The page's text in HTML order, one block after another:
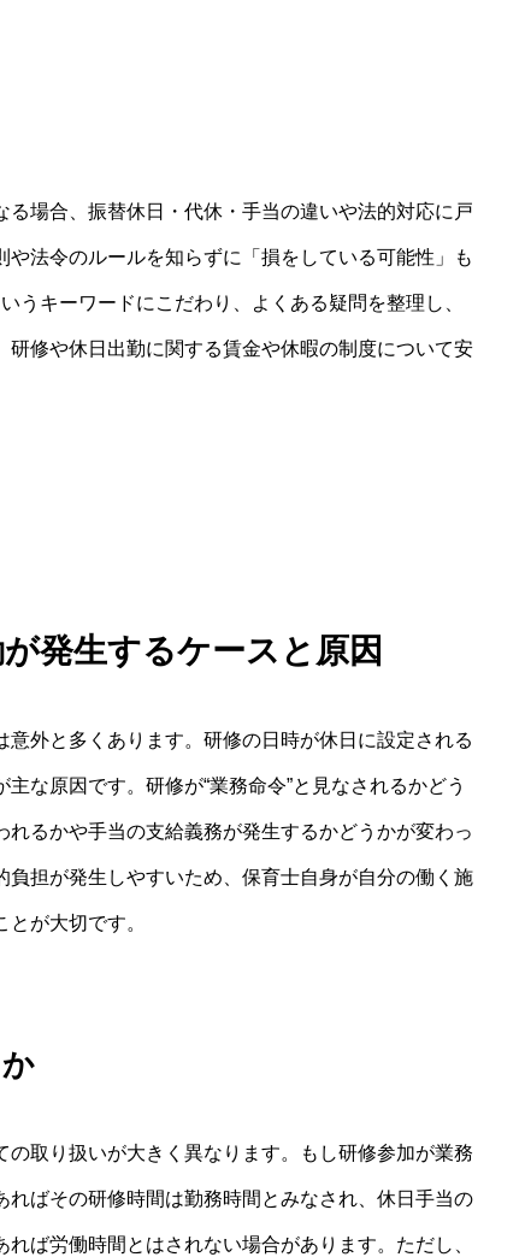
場合、振替休日・代休・手当の違いや法的対応に戸
法令のルールを知らずに「損をしている可能性」も
うキーワードにこだわり、よくある疑問を整理し、
修や休日出勤に関する賃金や休暇の制度について安
発生するケースと原因
外と多くあります。研修の日時が休日に設定される
な原因です。研修が“業務命令”と見なされるかどう
るかや手当の支給義務が発生するかどうかが変わっ
担が発生しやすいため、保育士自身が自分の働く施
が大切です。
取り扱いが大きく異なります。もし研修参加が業務
ばその研修時間は勤務時間とみなされ、休日手当の
ば労働時間とはされない場合があります。ただし、